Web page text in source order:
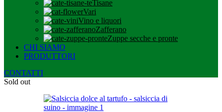
Tisane
Vari
Vino e liquori
Zafferano
Zuppe secche e pronte
CHI SIAMO
PRODUTTORI
CONTATTI
Sold out